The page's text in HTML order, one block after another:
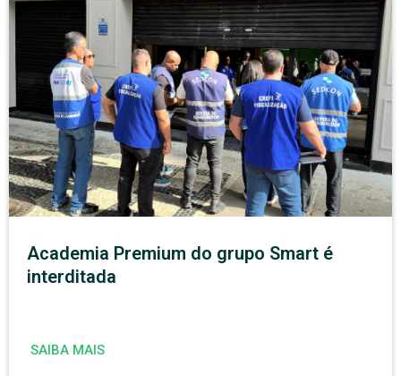
Academia Premium do grupo Smart é
interditada
SAIBA MAIS